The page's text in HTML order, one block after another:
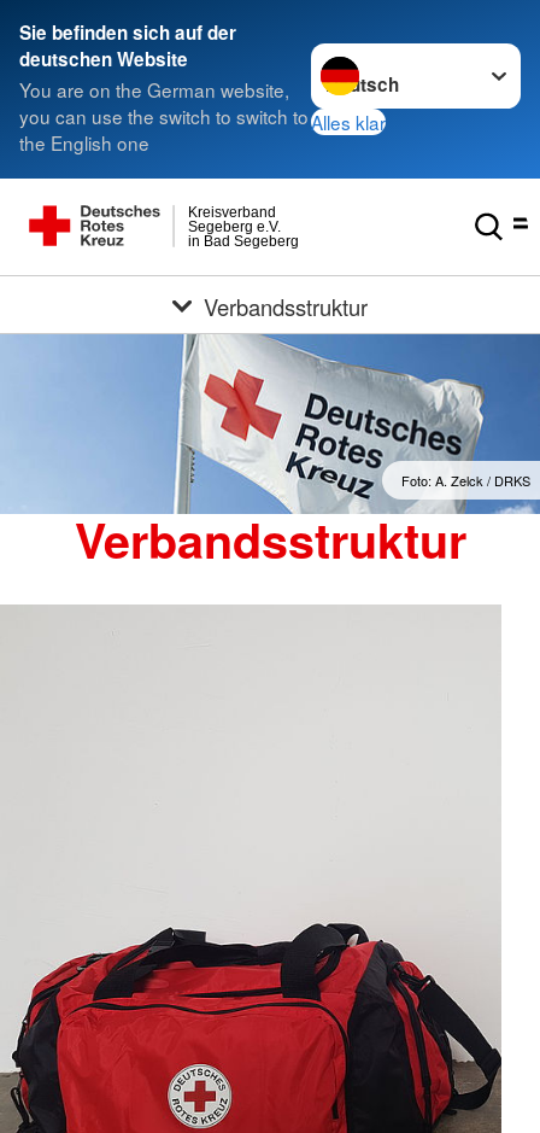
Sie befinden sich auf der
deutschen Website
You are on the German website,
you can use the switch to switch to
the English one
Sprache wechseln zu
Alles klar
in Bad Segeberg
Segeberg e.V.
Kreisverband
Verbandsstruktur
Foto: A. Zelck / DRKS
Verbandsstruktur